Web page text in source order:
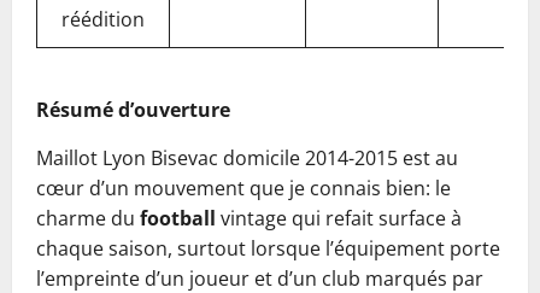
réédition
Résumé d’ouverture
Maillot Lyon Bisevac domicile 2014-2015 est au
cœur d’un mouvement que je connais bien: le
charme du football vintage qui refait surface à
chaque saison, surtout lorsque l’équipement porte
l’empreinte d’un joueur et d’un club marqués par